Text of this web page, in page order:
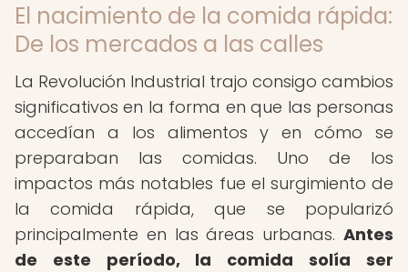
El nacimiento de la comida rápida:
De los mercados a las calles
La Revolución Industrial trajo consigo cambios
significativos en la forma en que las personas
accedían a los alimentos y en cómo se
preparaban las comidas. Uno de los
impactos más notables fue el surgimiento de
la comida rápida, que se popularizó
principalmente en las áreas urbanas. Antes
de este período, la comida solía ser